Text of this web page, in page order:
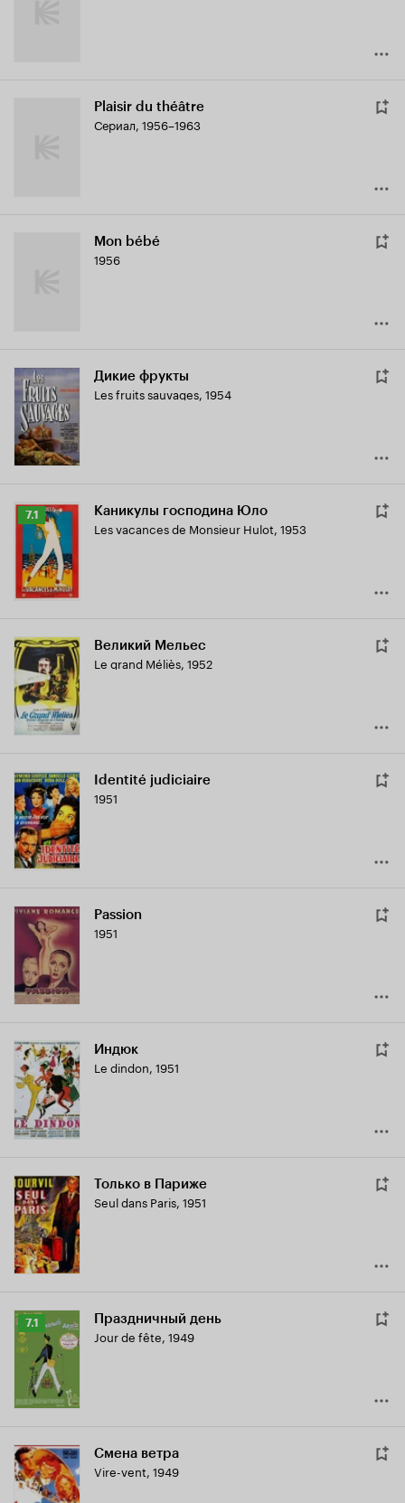
Plaisir du théâtre
Сериал, 1956–1963
Mon bébé
1956
Дикие фрукты
Les fruits sauvages, 1954
Рейтинг
Кинопоиска
7.1
7.1 Каникулы господина Юло
Les vacances de Monsieur Hulot, 1953
Великий Мельес
Le grand Méliès, 1952
Identité judiciaire
1951
Passion
1951
Индюк
Le dindon, 1951
Только в Париже
Seul dans Paris, 1951
Рейтинг
Кинопоиска
7.1
7.1 Праздничный день
Jour de fête, 1949
Смена ветра
Vire-vent, 1949